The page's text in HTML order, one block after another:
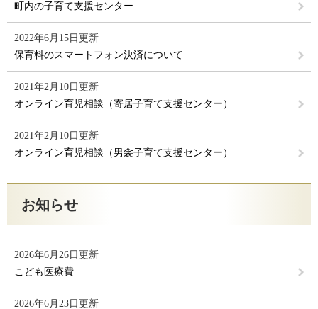
町内の子育て支援センター
2022年6月15日更新
保育料のスマートフォン決済について
2021年2月10日更新
オンライン育児相談（寄居子育て支援センター）
2021年2月10日更新
オンライン育児相談（男衾子育て支援センター）
お知らせ
2026年6月26日更新
こども医療費
2026年6月23日更新